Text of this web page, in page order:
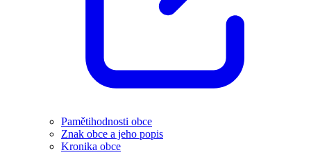
Pamětihodnosti obce
Znak obce a jeho popis
Kronika obce